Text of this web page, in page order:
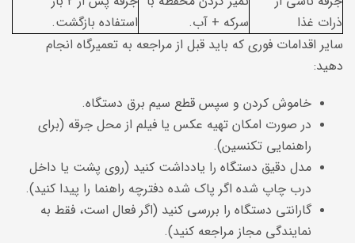
ذرات غذا
سرکه + آب.
استفاده بازگشت.
سایر اقدامات فوری که باید قبل از مراجعه به تعمیرگاه انجام
دهید:
خاموش کردن و سپس قطع سیم برق دستگاه.
در صورت امکان تهیه عکس یا فیلم از محل جرقه (برای
راهنمایی تکنسین).
مدل دقیق دستگاه را یادداشت کنید (روی پشت یا داخل
درب چاپ شده اگر پاک شده دفترچه راهنما را پیدا کنید).
گارانتی دستگاه را بررسی کنید (اگر فعال است، فقط به
نمایندگی مجاز مراجعه کنید).